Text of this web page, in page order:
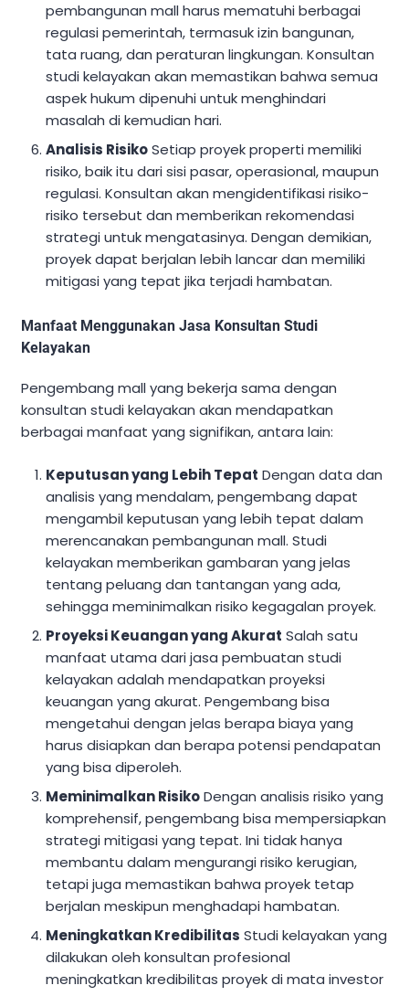
pembangunan mall harus mematuhi berbagai
regulasi pemerintah, termasuk izin bangunan,
tata ruang, dan peraturan lingkungan. Konsultan
studi kelayakan akan memastikan bahwa semua
aspek hukum dipenuhi untuk menghindari
masalah di kemudian hari.
Analisis RisikoSetiap proyek properti memiliki
risiko, baik itu dari sisi pasar, operasional, maupun
regulasi. Konsultan akan mengidentifikasi risiko-
risiko tersebut dan memberikan rekomendasi
strategi untuk mengatasinya. Dengan demikian,
proyek dapat berjalan lebih lancar dan memiliki
mitigasi yang tepat jika terjadi hambatan.
Manfaat Menggunakan Jasa Konsultan Studi
Kelayakan
Pengembang mall yang bekerja sama dengan
konsultan studi kelayakan akan mendapatkan
berbagai manfaat yang signifikan, antara lain:
Keputusan yang Lebih Tepat Dengan data dan
analisis yang mendalam, pengembang dapat
mengambil keputusan yang lebih tepat dalam
merencanakan pembangunan mall. Studi
kelayakan memberikan gambaran yang jelas
tentang peluang dan tantangan yang ada,
sehingga meminimalkan risiko kegagalan proyek.
Proyeksi Keuangan yang Akurat Salah satu
manfaat utama dari jasa pembuatan studi
kelayakan adalah mendapatkan proyeksi
keuangan yang akurat. Pengembang bisa
mengetahui dengan jelas berapa biaya yang
harus disiapkan dan berapa potensi pendapatan
yang bisa diperoleh.
Meminimalkan RisikoDengan analisis risiko yang
komprehensif, pengembang bisa mempersiapkan
strategi mitigasi yang tepat. Ini tidak hanya
membantu dalam mengurangi risiko kerugian,
tetapi juga memastikan bahwa proyek tetap
berjalan meskipun menghadapi hambatan.
Meningkatkan Kredibilitas Studi kelayakan yang
dilakukan oleh konsultan profesional
meningkatkan kredibilitas proyek di mata investor